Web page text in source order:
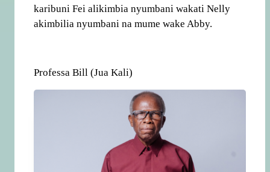
karibuni Fei alikimbia nyumbani wakati Nelly
akimbilia nyumbani na mume wake Abby.
Professa Bill (Jua Kali)